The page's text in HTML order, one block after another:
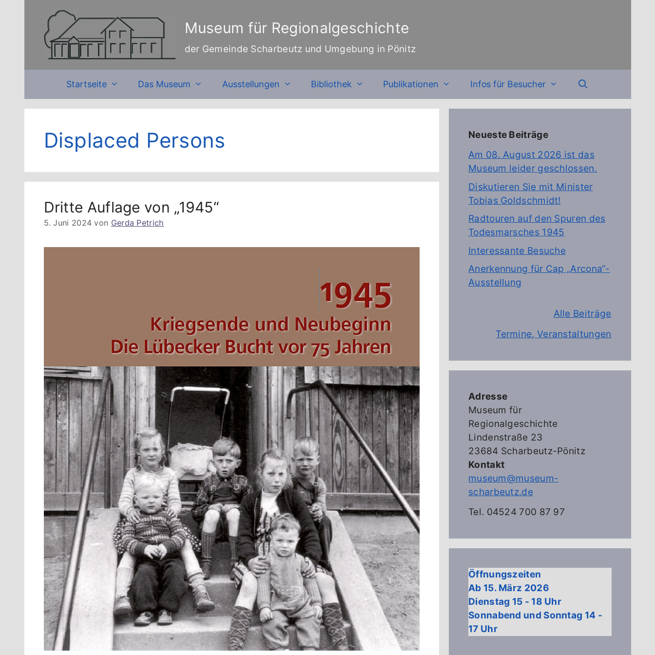
Museum für Regionalgeschichte
der Gemeinde Scharbeutz und Umgebung in Pönitz
Startseite Das Museum Ausstellungen Bibliothek Publikationen Infos für Besucher
Displaced Persons
Dritte Auflage von „1945“
5. Juni 2024 von Gerda Petrich
Neueste Beiträge
Am 08. August 2026 ist das
Museum leider geschlossen.
Diskutieren Sie mit Minister
Tobias Goldschmidt!
Radtouren auf den Spuren des
Todesmarsches 1945
Interessante Besuche
Anerkennung für Cap „Arcona“-
Ausstellung
Alle Beiträge
Termine, Veranstaltungen
Adresse
Museum für
Regionalgeschichte
Lindenstraße 23
23684 Scharbeutz-Pönitz
Kontakt
museum@museum-
scharbeutz.de
Tel. 04524 700 87 97
Öffnungszeiten
Ab 15. März 2026
Dienstag 15 - 18 Uhr
Sonnabend und Sonntag 14 -
17 Uhr